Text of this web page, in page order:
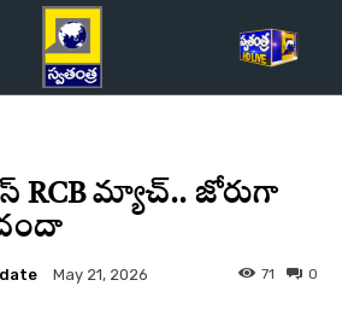
RCB మ్యాచ్‌.. జోరుగా
May 21, 2026 0
71